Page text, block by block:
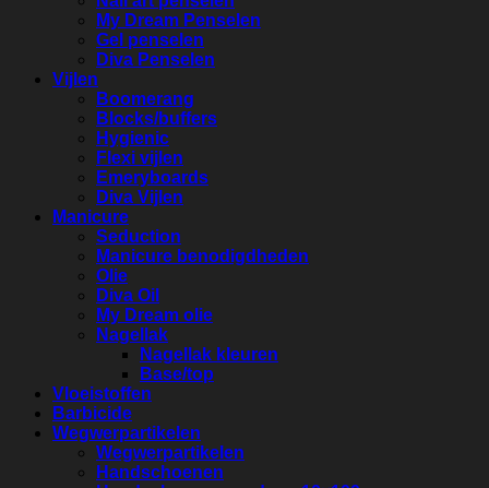
My Dream Penselen
Gel penselen
Diva Penselen
Vijlen
Boomerang
Blocks/buffers
Hygienic
Flexi vijlen
Emeryboards
Diva Vijlen
Manicure
Seduction
Manicure benodigdheden
Olie
Diva Oil
My Dream olie
Nagellak
Nagellak kleuren
Base/top
Vloeistoffen
Barbicide
Wegwerpartikelen
Wegwerpartikelen
Handschoenen